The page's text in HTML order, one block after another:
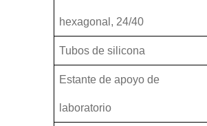
hexagonal, 24/40
Tubos de silicona
Estante de apoyo de
laboratorio